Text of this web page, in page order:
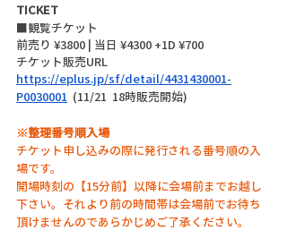
TICKET
■観覧チケット
前売り ¥3800 | 当日 ¥4300 +1D ¥700
チケット販売URL
https://eplus.jp/sf/detail/4431430001-
P0030001 (11/21  18時販売開始)
※整理番号順入場
チケット申し込みの際に発行される番号順の入
場です。
開場時刻の【15分前】以降に会場前までお越し
下さい。それより前の時間帯は会場前でお待ち
頂けませんのであらかじめご了承ください。